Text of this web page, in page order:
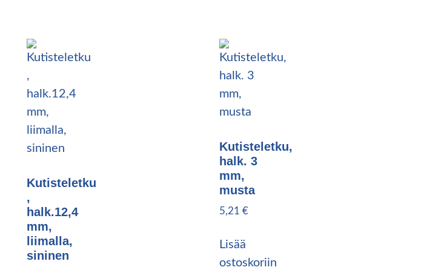
Kutisteletku
,
halk.12,4
mm,
liimalla,
sininen
Kutisteletku,
halk. 3
mm,
musta
5,21 €
Lisää
ostoskoriin